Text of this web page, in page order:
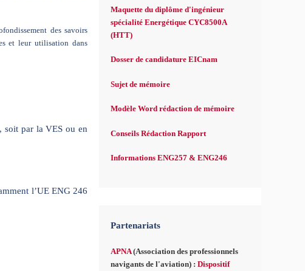
des savoirs
et leur utilisation dans
soit par la VES ou en
l’UE ENG 246
Maquette du diplôme d'ingénieur
spécialité Energétique CYC8500A
(HTT)
Dosser de candidature EICnam
Sujet de mémoire
Modèle Word rédaction de mémoire
Conseils Rédaction Rapport
Informations ENG257 & ENG246
Partenariats
APNA(Association des professionnels
navigants de l'aviation) :Dispositif